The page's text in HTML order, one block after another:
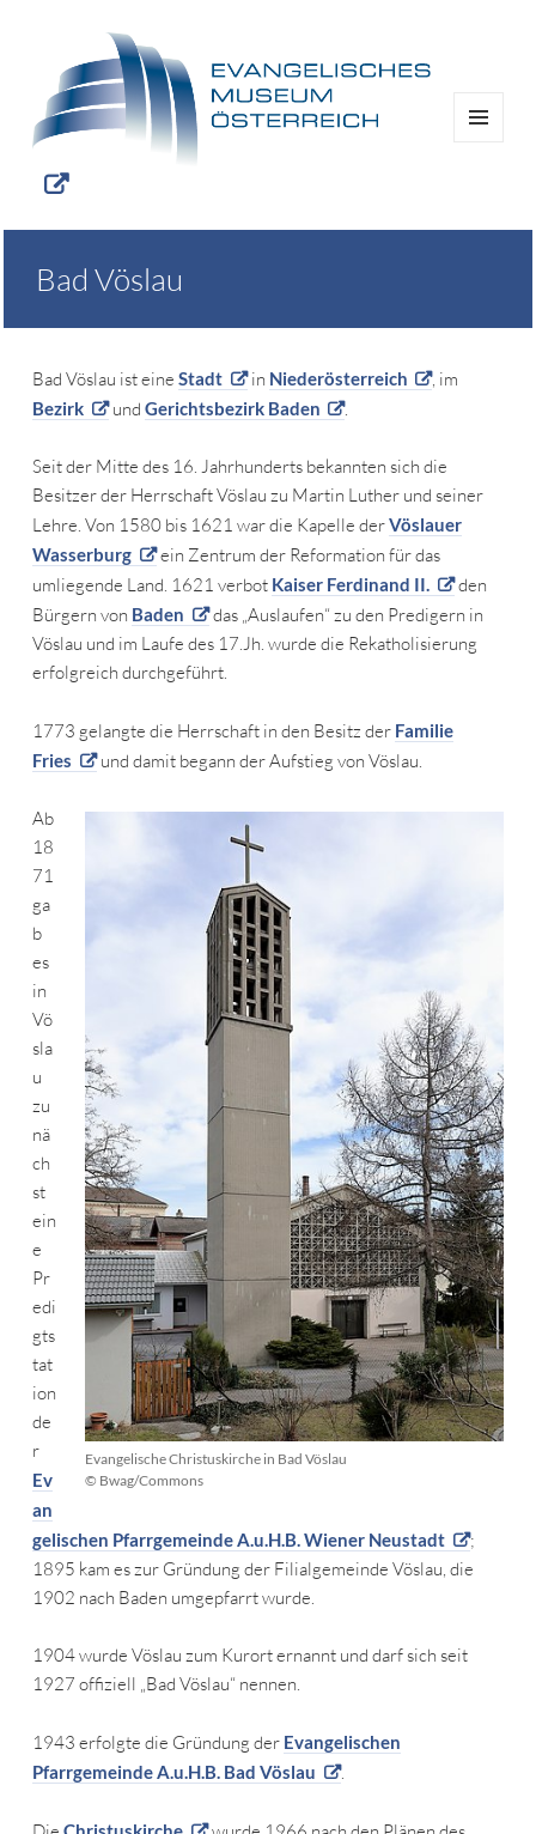
Bad Vöslau
Bad Vöslau ist eine Stadt in Niederösterreich , im
Bezirk und Gerichtsbezirk Baden .
Seit der Mitte des 16. Jahrhunderts bekannten sich die
Besitzer der Herrschaft Vöslau zu Martin Luther und seiner
Lehre. Von 1580 bis 1621 war die Kapelle derVöslauer
Wasserburg
ein Zentrum der Reformation für das
umliegende Land. 1621 verbot Kaiser Ferdinand II.
den
Bürgern von Baden
das „Auslaufen“ zu den Predigern in
Vöslau und im Laufe des 17.Jh. wurde die Rekatholisierung
erfolgreich durchgeführt.
1773 gelangte die Herrschaft in den Besitz der Familie
Fries
und damit begann der Aufstieg von Vöslau.
Evangelische Christuskirche in Bad Vöslau
© Bwag/Commons
Ab
18
71
ga
b
es
in
Vö
sla
u
zu
nä
ch
st
ein
e
Pr
edi
gts
tat
ion
de
r
Ev
an
gelischen Pfarrgemeinde A.u.H.B. Wiener Neustadt
;
1895 kam es zur Gründung der Filialgemeinde Vöslau, die
1902 nach Baden umgepfarrt wurde.
1904 wurde Vöslau zum Kurort ernannt und darf sich seit
1927 offiziell „Bad Vöslau“ nennen.
1943 erfolgte die Gründung der Evangelischen
Pfarrgemeinde A.u.H.B. Bad Vöslau
.